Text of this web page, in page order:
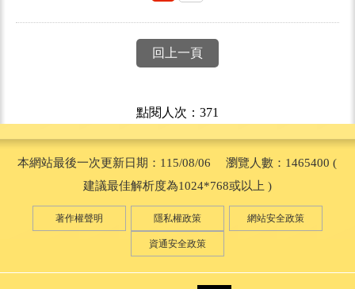
回上一頁
點閱人次：371
本網站最後一次更新日期：115/08/06 瀏覽人數：1465400 (
建議最佳解析度為1024*768或以上 )
著作權聲明 隱私權政策 網站安全政策
資通安全政策